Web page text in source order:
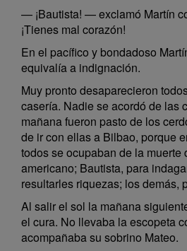
— ¡Bautista! — exclamó Martín
¡Tienes mal corazón!
En el pacífico y bondadoso
equivalía a indignación.
Muy pronto desaparecieron
casería. Nadie se acordó de las
mañana fueron pasto de los
de ir con ellas a Bilbao, porque
todos se ocupaban de la muerte
americano; Bautista, para
resultarles riquezas; los demás,
Al salir el sol la mañana
el cura. No llevaba la escopeta
acompañaba su sobrino Mateo.